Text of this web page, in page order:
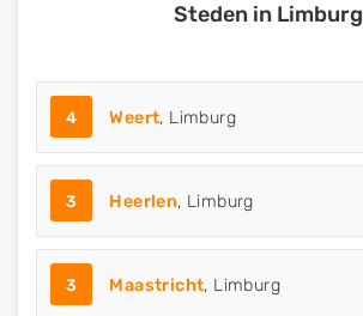
Steden in Limburg
4 Weert, Limburg
3 Heerlen, Limburg
3 Maastricht, Limburg